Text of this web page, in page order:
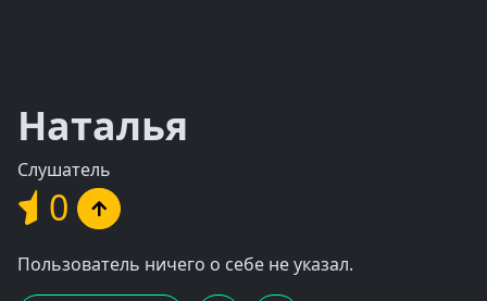
Наталья
Слушатель
0
Пользователь ничего о себе не указал.